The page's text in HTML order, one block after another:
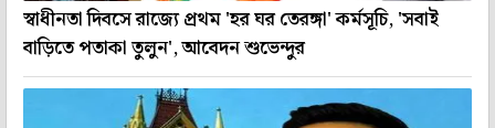
স্বাধীনতা দিবসে রাজ্যে প্রথম 'হর ঘর তেরঙ্গা' কর্মসূচি, 'সবাই
বাড়িতে পতাকা তুলুন', আবেদন শুভেন্দুর